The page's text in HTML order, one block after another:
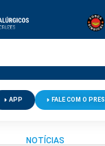
APP FALE COM O
NOTÍCIAS